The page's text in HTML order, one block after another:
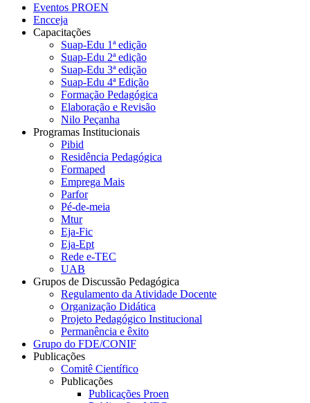
Eventos PROEN
Encceja
Capacitações
Suap-Edu 1ª edição
Suap-Edu 2ª edição
Suap-Edu 3ª edição
Suap-Edu 4ª Edição
Formação Pedagógica
Elaboração e Revisão
Nilo Peçanha
Programas Institucionais
Pibid
Residência Pedagógica
Formaped
Emprega Mais
Parfor
Pé-de-meia
Mtur
Eja-Fic
Eja-Ept
Rede e-TEC
UAB
Grupos de Discussão Pedagógica
Regulamento da Atividade Docente
Organização Didática
Projeto Pedagógico Institucional
Permanência e êxito
Grupo do FDE/CONIF
Publicações
Comitê Científico
Publicações
Publicações Proen